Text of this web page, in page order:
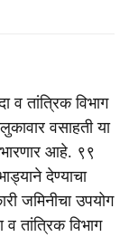
व तांत्रिक विभाग
वसाहती या
आहे. ९९
देण्याचा
जमिनीचा उपयोग
व तांत्रिक विभाग